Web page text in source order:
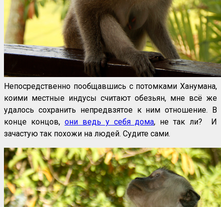
Непосредственно пообщавшись с потомками Ханумана,
коими местные индусы считают обезьян, мне всё же
удалось сохранить непредвзятое к ним отношение. В
конце концов, они ведь у себя дома, не так ли? И
зачастую так похожи на людей. Судите сами.